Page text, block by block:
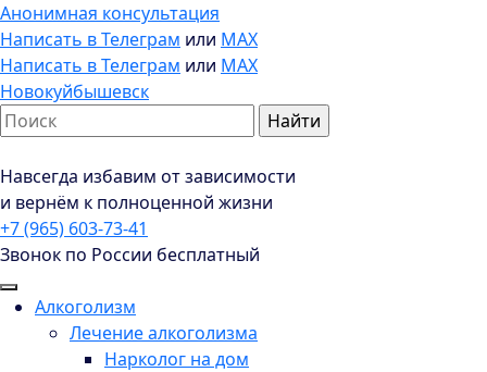
Анонимная консультация
Написать в Телеграм или MAX
Написать в Телеграм или MAX
Новокуйбышевск
Навсегда избавим от зависимости
и вернём к полноценной жизни
+7 (965) 603-73-41
Звонок по России бесплатный
Алкоголизм
Лечение алкоголизма
Нарколог на дом